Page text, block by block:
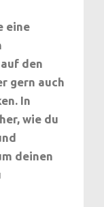
eine
den
gern auch
In
wie du
deinen